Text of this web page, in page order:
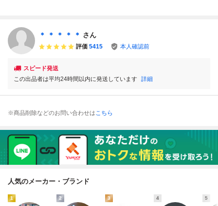
＊ ＊ ＊ ＊ ＊ さん
評価 5415 本人確認前
スピード発送
この出品者は平均24時間以内に発送しています 詳細
※商品削除などのお問い合わせはこちら
人気のメーカー・ブランド
1 2 3 4 5